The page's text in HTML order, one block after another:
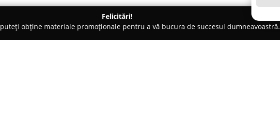
Felicitări!
obține materiale promoționale pentru a vă bucura de succesul dumneavoastră.